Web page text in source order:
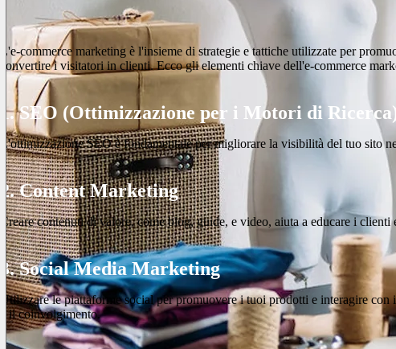
L'e-commerce marketing è l'insieme di strategie e tattiche utilizzate per
convertire i visitatori in clienti. Ecco gli elementi chiave dell'e-commerce
1. SEO (Ottimizzazione per i Motori di
L'ottimizzazione SEO è fondamentale per migliorare la visibilità del tuo
2. Content Marketing
Creare contenuti di valore, come blog, guide, e video, aiuta a educare i
3. Social Media Marketing
Utilizzare le piattaforme social per promuovere i tuoi prodotti e interagire
e il coinvolgimento.